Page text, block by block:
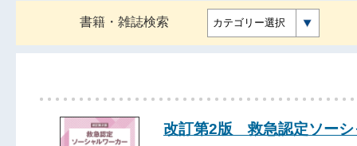
書籍・雑誌検索 カテゴリー選択
改訂第2版 救急認定ソーシ